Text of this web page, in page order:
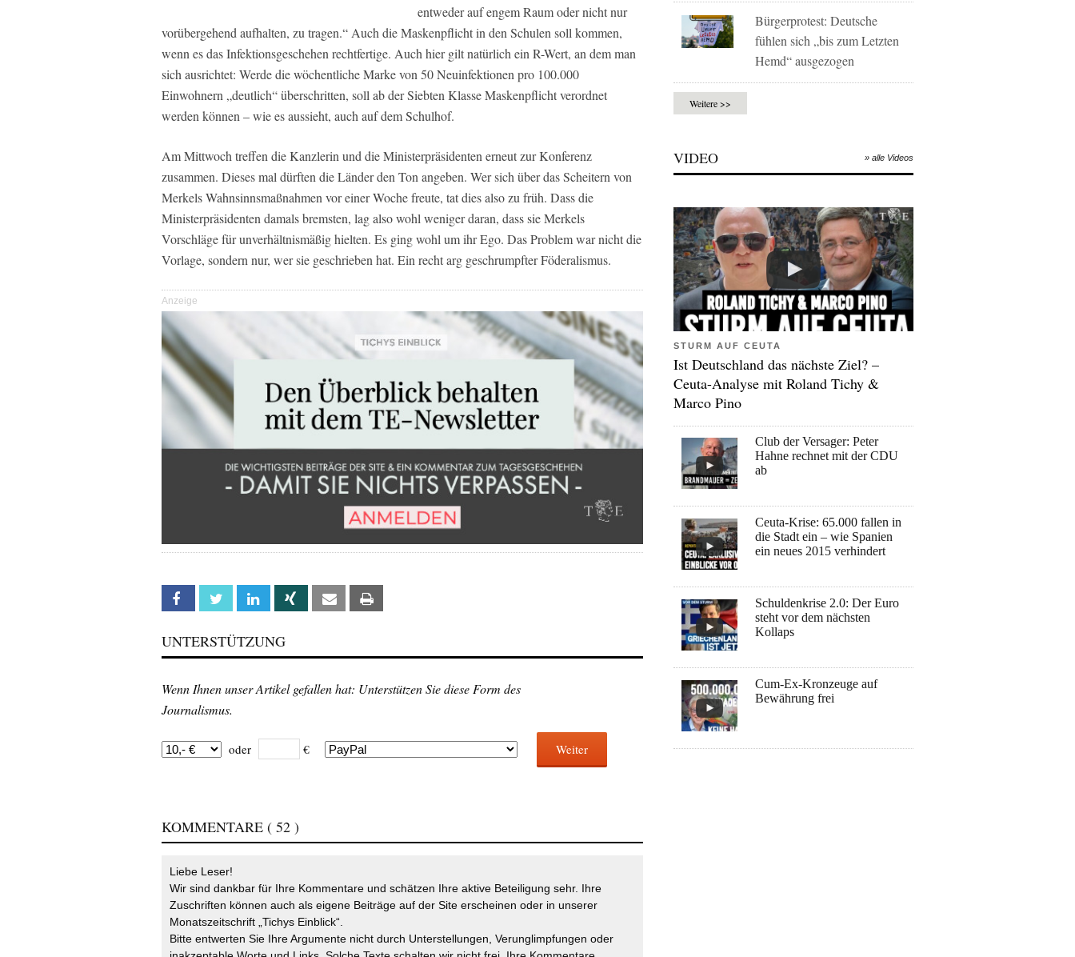
entweder auf engem Raum oder nicht nur
vorübergehend aufhalten, zu tragen.“ Auch die Maskenpflicht in den Schulen soll kommen,
wenn es das Infektionsgeschehen rechtfertige. Auch hier gilt natürlich ein R-Wert, an dem man
sich ausrichtet: Werde die wöchentliche Marke von 50 Neuinfektionen pro 100.000
Einwohnern „deutlich“ überschritten, soll ab der Siebten Klasse Maskenpflicht verordnet
werden können – wie es aussieht, auch auf dem Schulhof.
Am Mittwoch treffen die Kanzlerin und die Ministerpräsidenten erneut zur Konferenz
zusammen. Dieses mal dürften die Länder den Ton angeben. Wer sich über das Scheitern von
Merkels Wahnsinnsmaßnahmen vor einer Woche freute, tat dies also zu früh. Dass die
Ministerpräsidenten damals bremsten, lag also wohl weniger daran, dass sie Merkels
Vorschläge für unverhältnismäßig hielten. Es ging wohl um ihr Ego. Das Problem war nicht die
Vorlage, sondern nur, wer sie geschrieben hat. Ein recht arg geschrumpfter Föderalismus.
Anzeige
Facebook Twitter Linkedin Xing Email
UNTERSTÜTZUNG
Wenn Ihnen unser Artikel gefallen hat: Unterstützen Sie diese Form des
Journalismus.
oder € Weiter
KOMMENTARE ( 52 )
Liebe Leser!
Wir sind dankbar für Ihre Kommentare und schätzen Ihre aktive Beteiligung sehr. Ihre
Zuschriften können auch als eigene Beiträge auf der Site erscheinen oder in unserer
Monatszeitschrift „Tichys Einblick“.
Bitte entwerten Sie Ihre Argumente nicht durch Unterstellungen, Verunglimpfungen oder
Bürgerprotest: Deutsche
fühlen sich „bis zum Letzten
Hemd“ ausgezogen
Weitere >>
VIDEO » alle Videos
STURM AUF CEUTA
Ist Deutschland das nächste Ziel? –
Ceuta-Analyse mit Roland Tichy &
Marco Pino
Club der Versager: Peter
Hahne rechnet mit der CDU
ab
Ceuta-Krise: 65.000 fallen in
die Stadt ein – wie Spanien
ein neues 2015 verhindert
Schuldenkrise 2.0: Der Euro
steht vor dem nächsten
Kollaps
Cum-Ex-Kronzeuge auf
Bewährung frei